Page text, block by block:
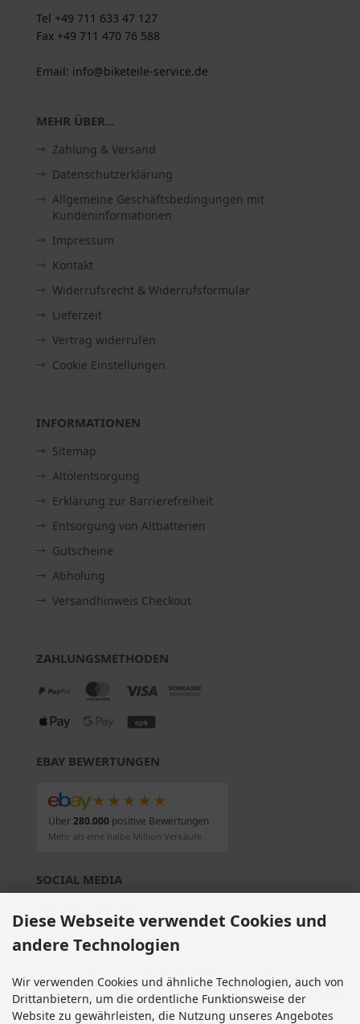
Tel +49 711 633 47 127
Fax +49 711 470 76 588
Email: info@biketeile-service.de
MEHR ÜBER...
Zahlung & Versand
Datenschutzerklärung
Allgemeine Geschäftsbedingungen mit
Kundeninformationen
Impressum
Kontakt
Widerrufsrecht & Widerrufsformular
Lieferzeit
Vertrag widerrufen
Cookie Einstellungen
INFORMATIONEN
Sitemap
Altölentsorgung
Erklärung zur Barrierefreiheit
Entsorgung von Altbatterien
Gutscheine
Abholung
Versandhinweis Checkout
ZAHLUNGSMETHODEN
EBAY BEWERTUNGEN
★★★★★
Über280.000positive Bewertungen
Mehr als eine halbe Million Verkäufe
SOCIAL MEDIA
entsprechen dem bisherigen Preis bei Motorradteile & Motorrad Ersatzteile.
Motorradteile & Motorrad Ersatzteile © 2026 | Template © 2009-2026 by modified
eCommerce Shopsoftware
Diese Webseite verwendet Cookies und
andere Technologien
Wir verwenden Cookies und ähnliche Technologien, auch von
Drittanbietern, um die ordentliche Funktionsweise der
Website zu gewährleisten, die Nutzung unseres Angebotes